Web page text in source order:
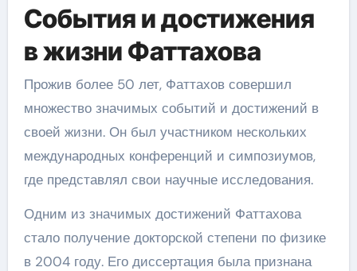
События и достижения
в жизни Фаттахова
Прожив более 50 лет, Фаттахов совершил
множество значимых событий и достижений в
своей жизни. Он был участником нескольких
международных конференций и симпозиумов,
где представлял свои научные исследования.
Одним из значимых достижений Фаттахова
стало получение докторской степени по физике
в 2004 году. Его диссертация была признана